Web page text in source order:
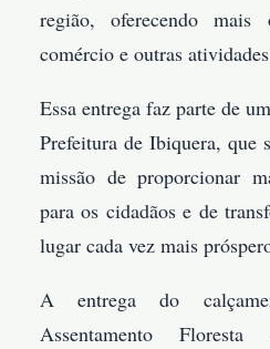
região, oferecendo mais
comércio e outras
Essa entrega faz parte de
Prefeitura de Ibiquera, que
missão de proporcionar
para os cidadãos e de
lugar cada vez mais
A entrega do
Assentamento